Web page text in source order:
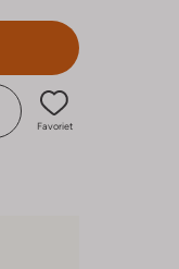
Favoriet